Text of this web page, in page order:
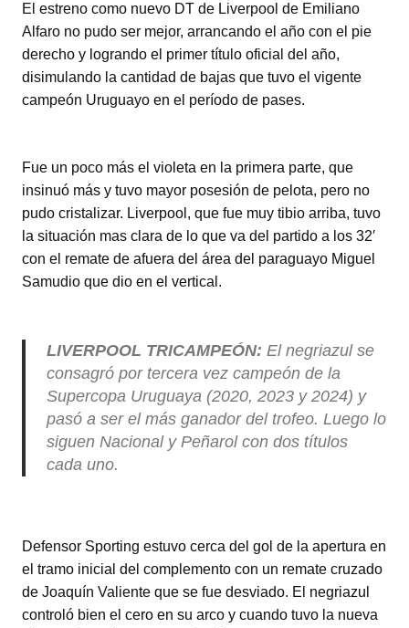
El estreno como nuevo DT de Liverpool de Emiliano
Alfaro no pudo ser mejor, arrancando el año con el pie
derecho y logrando el primer título oficial del año,
disimulando la cantidad de bajas que tuvo el vigente
campeón Uruguayo en el período de pases.
Fue un poco más el violeta en la primera parte, que
insinuó más y tuvo mayor posesión de pelota, pero no
pudo cristalizar. Liverpool, que fue muy tibio arriba, tuvo
la situación mas clara de lo que va del partido a los 32′
con el remate de afuera del área del paraguayo Miguel
Samudio que dio en el vertical.
LIVERPOOL TRICAMPEÓN: El negriazul se
consagró por tercera vez campeón de la
Supercopa Uruguaya (2020, 2023 y 2024) y
pasó a ser el más ganador del trofeo. Luego lo
siguen Nacional y Peñarol con dos títulos
cada uno.
Defensor Sporting estuvo cerca del gol de la apertura en
el tramo inicial del complemento con un remate cruzado
de Joaquín Valiente que se fue desviado. El negriazul
controló bien el cero en su arco y cuando tuvo la nueva